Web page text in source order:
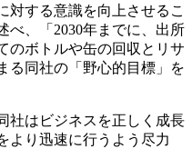
対する意識を向上させるこ
べ、「2030年までに、出所
のボトルや缶の回収とリサ
る同社の「野心的目標」を
社はビジネスを正しく成長
より迅速に行うよう尽力